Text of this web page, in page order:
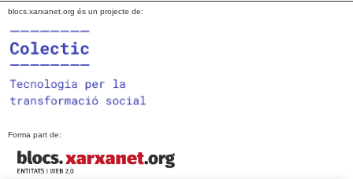
blocs.xarxanet.org és un projecte de:
Forma part de: